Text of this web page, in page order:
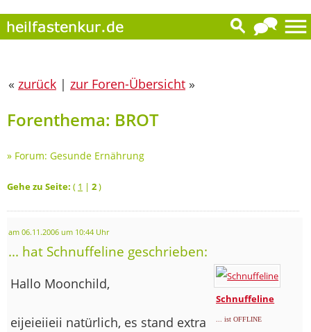
« zurück | zur Foren-Übersicht »
Forenthema: BROT
» Forum: Gesunde Ernährung
Gehe zu Seite: ( 1 | 2)
am 06.11.2006 um 10:44 Uhr
... hat Schnuffeline geschrieben:
Schnuffeline
... ist OFFLINE
Hallo Moonchild,
eijeieiieii natürlich, es stand extra